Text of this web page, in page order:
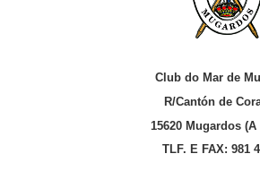
Club do Mar de
R/Cantón de
15620 Mugardos (A
TLF. E FAX: 981